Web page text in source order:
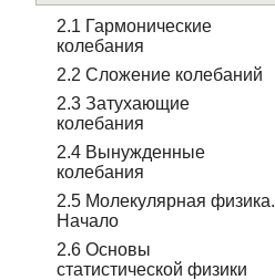
2.1 Гармонические
колебания
2.2 Сложение колебаний
2.3 Затухающие
колебания
2.4 Вынужденные
колебания
2.5 Молекулярная физика.
Начало
2.6 Основы
статистической физики